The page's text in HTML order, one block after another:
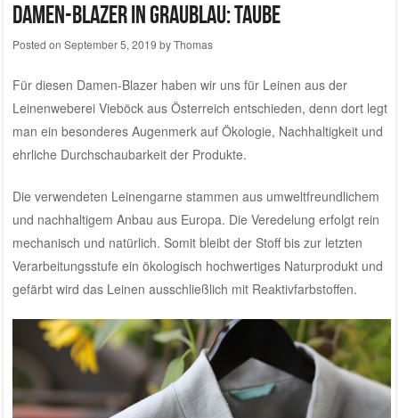
Damen-Blazer in graublau: Taube
Posted on September 5, 2019 byThomas
Für diesen Damen-Blazer haben wir uns für Leinen aus der
Leinenweberei Vieböck aus Österreich entschieden, denn dort legt
man ein besonderes Augenmerk auf Ökologie, Nachhaltigkeit und
ehrliche Durchschaubarkeit der Produkte.
Die verwendeten Leinengarne stammen aus umweltfreundlichem
und nachhaltigem Anbau aus Europa. Die Veredelung erfolgt rein
mechanisch und natürlich. Somit bleibt der Stoff bis zur letzten
Verarbeitungsstufe ein ökologisch hochwertiges Naturprodukt und
gefärbt wird das Leinen ausschließlich mit Reaktivfarbstoffen.